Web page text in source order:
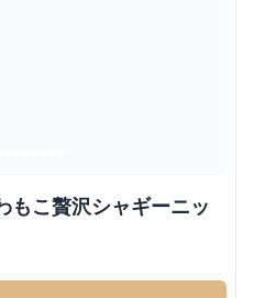
もこ贅沢シャギーニッ